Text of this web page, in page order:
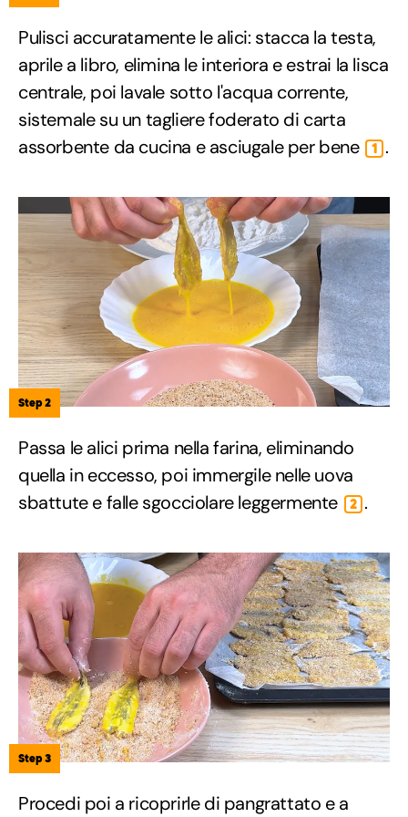
Pulisci accuratamente le alici: stacca la testa,
aprile a libro, elimina le interiora e estrai la lisca
centrale, poi lavale sotto l'acqua corrente,
sistemale su un tagliere foderato di carta
assorbente da cucina e asciugale per bene
1 .
Step 2
Passa le alici prima nella farina, eliminando
quella in eccesso, poi immergile nelle uova
sbattute e falle sgocciolare leggermente
2 .
Step 3
Procedi poi a ricoprirle di pangrattato e a